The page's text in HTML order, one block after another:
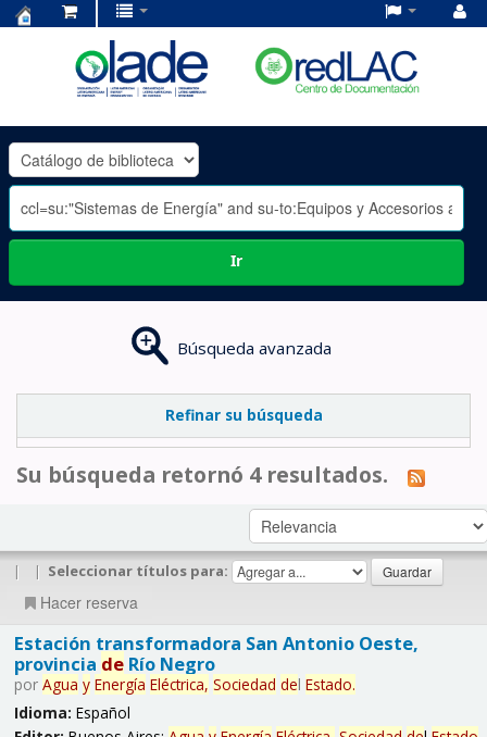
OLADE
-
Ir
Búsqueda avanzada
Refinar su búsqueda
Su búsqueda retornó 4 resultados.
| | Seleccionar títulos para:
Hacer reserva
Estación transformadora San Antonio Oeste,
provincia deRío Negro
por Agua y Energía Eléctrica, Sociedad del Estado.
Idioma: Español